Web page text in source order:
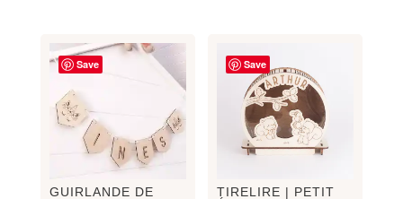
Save
GUIRLANDE DE
Save
TIRELIRE | PETIT